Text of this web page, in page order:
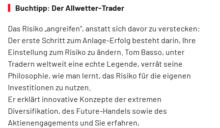
Buchtipp: Der Allwetter-Trader
Das Risiko „angreifen“, anstatt sich davor zu verstecken:
Der erste Schritt zum Anlage-Erfolg besteht darin, Ihre
Einstellung zum Risiko zu ändern. Tom Basso, unter
Tradern weltweit eine echte Legende, verrät seine
Philosophie, wie man lernt, das Risiko für die eigenen
Investitionen zu nutzen.
Er erklärt innovative Konzepte der extremen
Diversifikation, des Future-Handels sowie des
Aktienengagements und Sie erfahren,